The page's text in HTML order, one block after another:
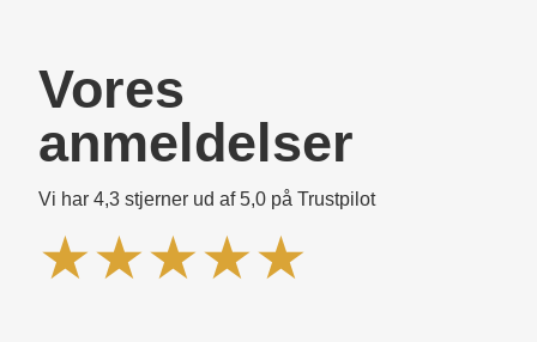
Vores
anmeldelser​
Vi har 4,3 stjerner ud af 5,0 på Trustpilot
★★★★★